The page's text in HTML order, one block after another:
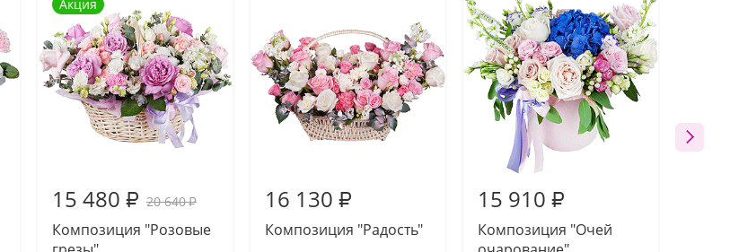
Акция
15 480 ₽ 20 640₽
Композиция "Розовые
16 130 ₽
Композиция "Радость"
15 910 ₽
Композиция "Очей